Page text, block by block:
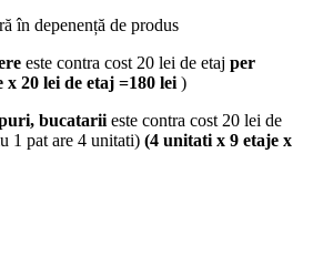
în depenență de produs
este contra cost 20 lei de etaj per
x 20 lei de etaj =180 lei )
bucatarii este contra cost 20 lei de
1 pat are 4 unitati) (4 unitati x 9 etaje x